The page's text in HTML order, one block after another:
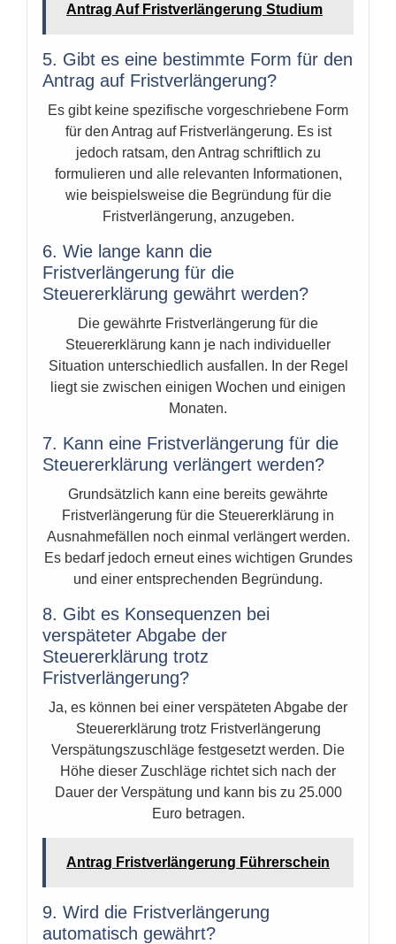
Antrag Auf Fristverlängerung Studium
5. Gibt es eine bestimmte Form für den
Antrag auf Fristverlängerung?
Es gibt keine spezifische vorgeschriebene Form
für den Antrag auf Fristverlängerung. Es ist
jedoch ratsam, den Antrag schriftlich zu
formulieren und alle relevanten Informationen,
wie beispielsweise die Begründung für die
Fristverlängerung, anzugeben.
6. Wie lange kann die
Fristverlängerung für die
Steuererklärung gewährt werden?
Die gewährte Fristverlängerung für die
Steuererklärung kann je nach individueller
Situation unterschiedlich ausfallen. In der Regel
liegt sie zwischen einigen Wochen und einigen
Monaten.
7. Kann eine Fristverlängerung für die
Steuererklärung verlängert werden?
Grundsätzlich kann eine bereits gewährte
Fristverlängerung für die Steuererklärung in
Ausnahmefällen noch einmal verlängert werden.
Es bedarf jedoch erneut eines wichtigen Grundes
und einer entsprechenden Begründung.
8. Gibt es Konsequenzen bei
verspäteter Abgabe der
Steuererklärung trotz
Fristverlängerung?
Ja, es können bei einer verspäteten Abgabe der
Steuererklärung trotz Fristverlängerung
Verspätungszuschläge festgesetzt werden. Die
Höhe dieser Zuschläge richtet sich nach der
Dauer der Verspätung und kann bis zu 25.000
Euro betragen.
Antrag Fristverlängerung Führerschein
9. Wird die Fristverlängerung
automatisch gewährt?